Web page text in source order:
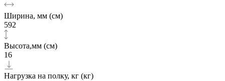
Ширина, мм (см)
592
Высота,мм (см)
16
Нагрузка на полку, кг (кг)